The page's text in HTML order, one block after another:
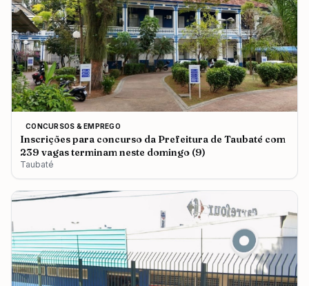
CONCURSOS & EMPREGO
Inscrições para concurso da Prefeitura de Taubaté com
239 vagas terminam neste domingo (9)
Taubaté